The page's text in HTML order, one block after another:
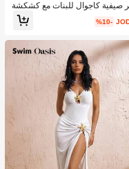
صيفية كاجوال للبنات مع كشكشة
عقدة وخطوط، مناسبة للعطلات ال
والشاطئ
%10-